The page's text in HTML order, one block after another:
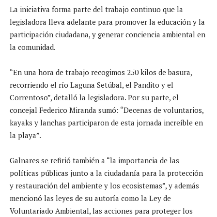
La iniciativa forma parte del trabajo continuo que la
legisladora lleva adelante para promover la educación y la
participación ciudadana, y generar conciencia ambiental en
la comunidad.
“En una hora de trabajo recogimos 250 kilos de basura,
recorriendo el río Laguna Setúbal, el Pandito y el
Correntoso”, detalló la legisladora. Por su parte, el
concejal Federico Miranda sumó: “Decenas de voluntarios,
kayaks y lanchas participaron de esta jornada increíble en
la playa”.
Galnares se refirió también a “la importancia de las
políticas públicas junto a la ciudadanía para la protección
y restauración del ambiente y los ecosistemas”, y además
mencionó las leyes de su autoría como la Ley de
Voluntariado Ambiental, las acciones para proteger los